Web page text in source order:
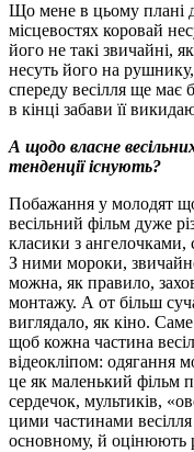
Що мене в цьому плані
місцевостях коровай
його не такі звичайні,
несуть його на
спереду весілля ще має
в кінці забави її
А щодо власне
тенденції існують?
Побажання у молодят
весільний фільм дуже
класики з
З ними мороки,
можна, як правило,
монтажу. А от більш
виглядало, як кіно.
щоб кожна частина
відеокліпом: одягання
це як маленький фільм
сердечок, мультиків,
цими частинами
основному, й оцінюють